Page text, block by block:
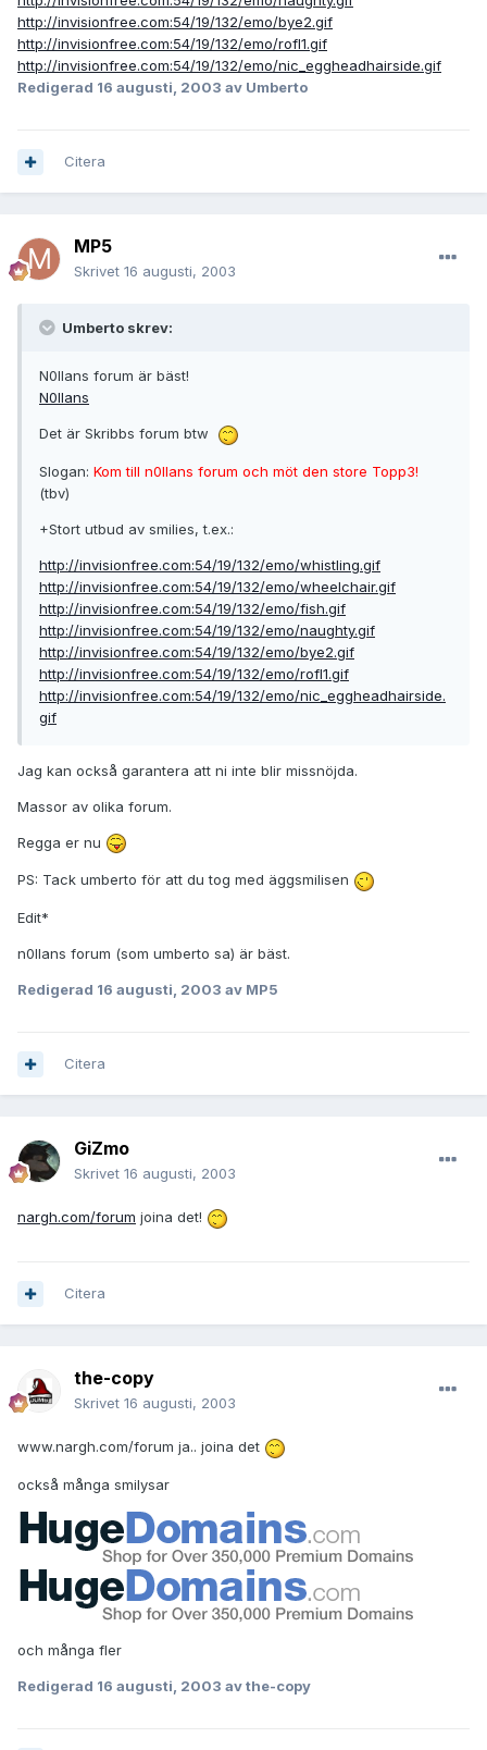
http://invisionfree.com:54/19/132/emo/bye2.gif
http://invisionfree.com:54/19/132/emo/rofl1.gif
http://invisionfree.com:54/19/132/emo/nic_eggheadhairside.gif
Redigerad 16 augusti, 2003 av Umberto
Citera
MP5
Skrivet 16 augusti, 2003
Umberto skrev:
N0llans forum är bäst!
N0llans
Det är Skribbs forum btw
Slogan: Kom till n0llans forum och möt den store Topp3!
(tbv)
+Stort utbud av smilies, t.ex.:
http://invisionfree.com:54/19/132/emo/whistling.gif
http://invisionfree.com:54/19/132/emo/wheelchair.gif
http://invisionfree.com:54/19/132/emo/fish.gif
http://invisionfree.com:54/19/132/emo/naughty.gif
http://invisionfree.com:54/19/132/emo/bye2.gif
http://invisionfree.com:54/19/132/emo/rofl1.gif
http://invisionfree.com:54/19/132/emo/nic_eggheadhairside.
gif
Jag kan också garantera att ni inte blir missnöjda.
Massor av olika forum.
Regga er nu
PS: Tack umberto för att du tog med äggsmilisen
Edit*
n0llans forum (som umberto sa) är bäst.
Redigerad 16 augusti, 2003 av MP5
Citera
GiZmo
Skrivet 16 augusti, 2003
nargh.com/forum joina det!
Citera
the-copy
Skrivet 16 augusti, 2003
www.nargh.com/forum ja.. joina det
också många smilysar
och många fler
Redigerad 16 augusti, 2003 av the-copy